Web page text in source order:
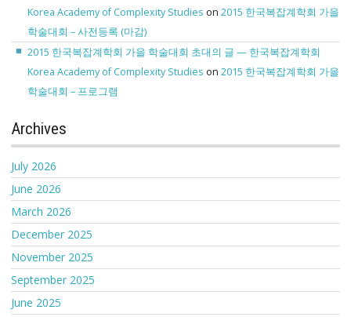
Korea Academy of Complexity Studies on2015 한국복잡계학회 가을
학술대회 – 사전등록 (마감)
2015 한국복잡계학회 가을 학술대회 초대의 글 — 한국복잡계학회
Korea Academy of Complexity Studies on2015 한국복잡계학회 가을
학술대회 – 프로그램
Archives
July 2026
June 2026
March 2026
December 2025
November 2025
September 2025
June 2025